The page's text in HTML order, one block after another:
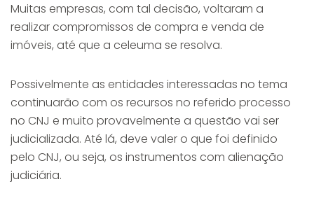
Muitas empresas, com tal decisão, voltaram a
realizar compromissos de compra e venda de
imóveis, até que a celeuma se resolva.
Possivelmente as entidades interessadas no tema
continuarão com os recursos no referido processo
no CNJ e muito provavelmente a questão vai ser
judicializada. Até lá, deve valer o que foi definido
pelo CNJ, ou seja, os instrumentos com alienação
judiciária.